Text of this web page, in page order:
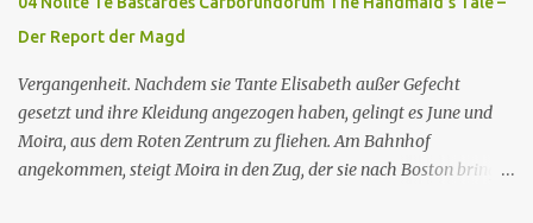
wo Serena stolz die „Kinder von Gilead” vorstellt. June nutzt die
Gelegenheit, mit Castillo unter vier Augen zu sprechen, ...
Der Report der Magd
Vergangenheit. Nachdem sie Tante Elisabeth außer Gefecht
gesetzt und ihre Kleidung angezogen haben, gelingt es June und
Moira, aus dem Roten Zentrum zu fliehen. Am Bahnhof
angekommen, steigt Moira in den Zug, der sie nach Boston bringen